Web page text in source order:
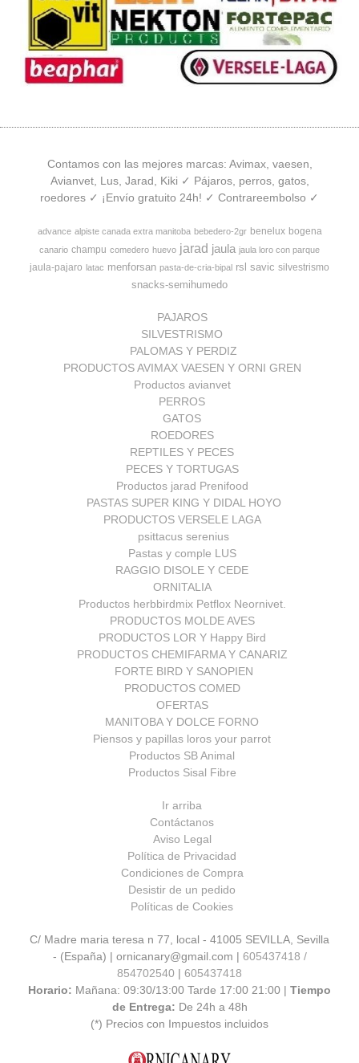
Contamos con las mejores marcas: Avimax, vaesen,
Avianvet, Lus, Jarad, Kiki ✓ Pájaros, perros, gatos,
roedores ✓ ¡Envío gratuito 24h! ✓ Contrareembolso ✓
advance alpiste canada extra manitoba bebedero-2gr benelux bogena
canario champu comedero huevo jarad jaula jaula loro con parque
jaula-pajaro latac menforsan pasta-de-cria-bipal rsl savic silvestrismo
snacks-semihumedo
PAJAROS
SILVESTRISMO
PALOMAS Y PERDIZ
PRODUCTOS AVIMAX VAESEN Y ORNI GREN
Productos avianvet
PERROS
GATOS
ROEDORES
REPTILES Y PECES
PECES Y TORTUGAS
Productos jarad Prenifood
PASTAS SUPER KING Y DIDAL HOYO
PRODUCTOS VERSELE LAGA
psittacus serenius
Pastas y comple LUS
RAGGIO DISOLE Y CEDE
ORNITALIA
Productos herbbirdmix Petflox Neornivet.
PRODUCTOS MOLDE AVES
PRODUCTOS LOR Y Happy Bird
PRODUCTOS CHEMIFARMA Y CANARIZ
FORTE BIRD Y SANOPIEN
PRODUCTOS COMED
OFERTAS
MANITOBA Y DOLCE FORNO
Piensos y papillas loros your parrot
Productos SB Animal
Productos Sisal Fibre
Ir arriba
Contáctanos
Aviso Legal
Política de Privacidad
Condiciones de Compra
Desistir de un pedido
Políticas de Cookies
C/ Madre maria teresa n 77, local - 41005 SEVILLA, Sevilla
- (España) | ornicanary@gmail.com | 605437418 /
854702540 | 605437418
Horario: Mañana: 09:30/13:00 Tarde 17:00 21:00 | Tiempo
de Entrega: De 24h a 48h
(*) Precios con Impuestos incluidos